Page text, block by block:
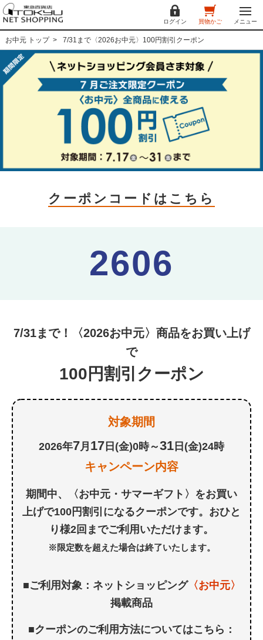
ログイン 買物かご メニュー
お中元 トップ 7/31まで〈2026お中元〉100円割引クーポン
クーポンコードはこちら
2606
7/31まで！〈2026お中元〉商品をお買い上げ
で
100円割引クーポン
対象期間
2026年7月 17 日(金)0時～31 日(金)24時
キャンペーン内容
期間中、〈お中元・サマーギフト〉をお買い
上げで100円割引になるクーポンです。おひと
り様2回までご利用いただけます。
※限定数を超えた場合は終了いたします。
■ご利用対象：ネットショッピング〈お中元〉
掲載商品
■クーポンのご利用方法についてはこちら：